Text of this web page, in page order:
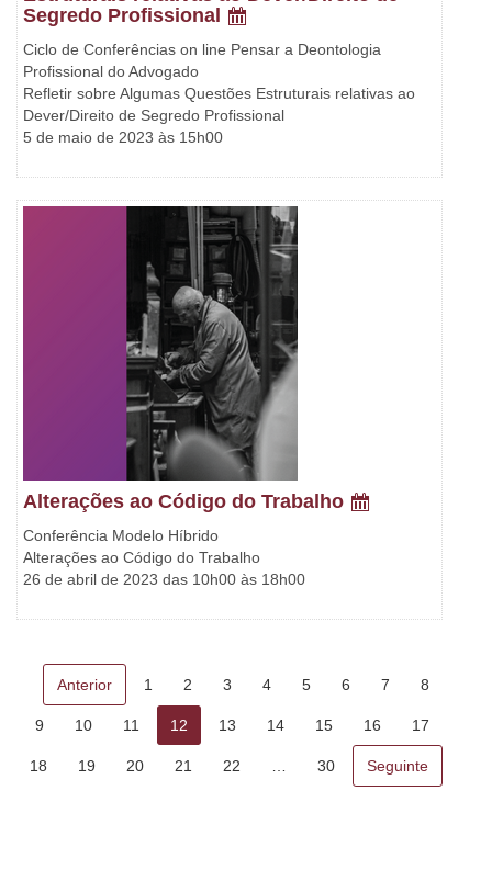
Segredo Profissional
Ciclo de Conferências on line Pensar a Deontologia
Profissional do Advogado
Refletir sobre Algumas Questões Estruturais relativas ao
Dever/Direito de Segredo Profissional
5 de maio de 2023 às 15h00
Alterações ao Código do Trabalho
Conferência Modelo Híbrido
Alterações ao Código do Trabalho
26 de abril de 2023 das 10h00 às 18h00
Anterior 1 2 3 4 5 6 7 8
9 10 11 12 13 14 15 16 17
18 19 20 21 22 30 Seguinte